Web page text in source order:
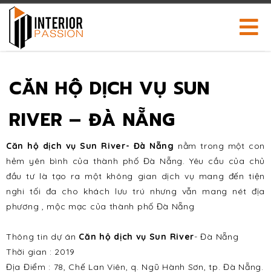
CĂN HỘ DỊCH VỤ SUN
RIVER – ĐÀ NẴNG
Căn hộ dịch vụ Sun River- Đà Nẵng nằm trong một con
hẻm yên bình của thành phố Đà Nẵng. Yêu cầu của chủ
đầu tư là tạo ra một không gian dịch vụ mang đến tiện
nghi tối đa cho khách lưu trú nhưng vẫn mang nét địa
phương , mộc mạc của thành phố Đà Nẵng
Thông tin dự án Căn hộ dịch vụ Sun River- Đà Nẵng
Thời gian : 2019
Địa Điểm : 78, Chế Lan Viên, q. Ngũ Hành Sơn, tp. Đà Nẵng.